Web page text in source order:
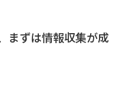
まずは情報収集が成